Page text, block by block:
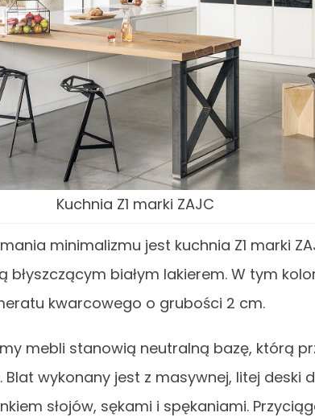
Kuchnia Z1 marki ZAJC
minimalizmu jest kuchnia Z1 marki
białym lakierem. W tym
kwarcowego o grubości 2 cm.
mebli stanowią neutralną bazę, którą
Blat wykonany jest z masywnej, litej deski
słojów, sękami i spękaniami.